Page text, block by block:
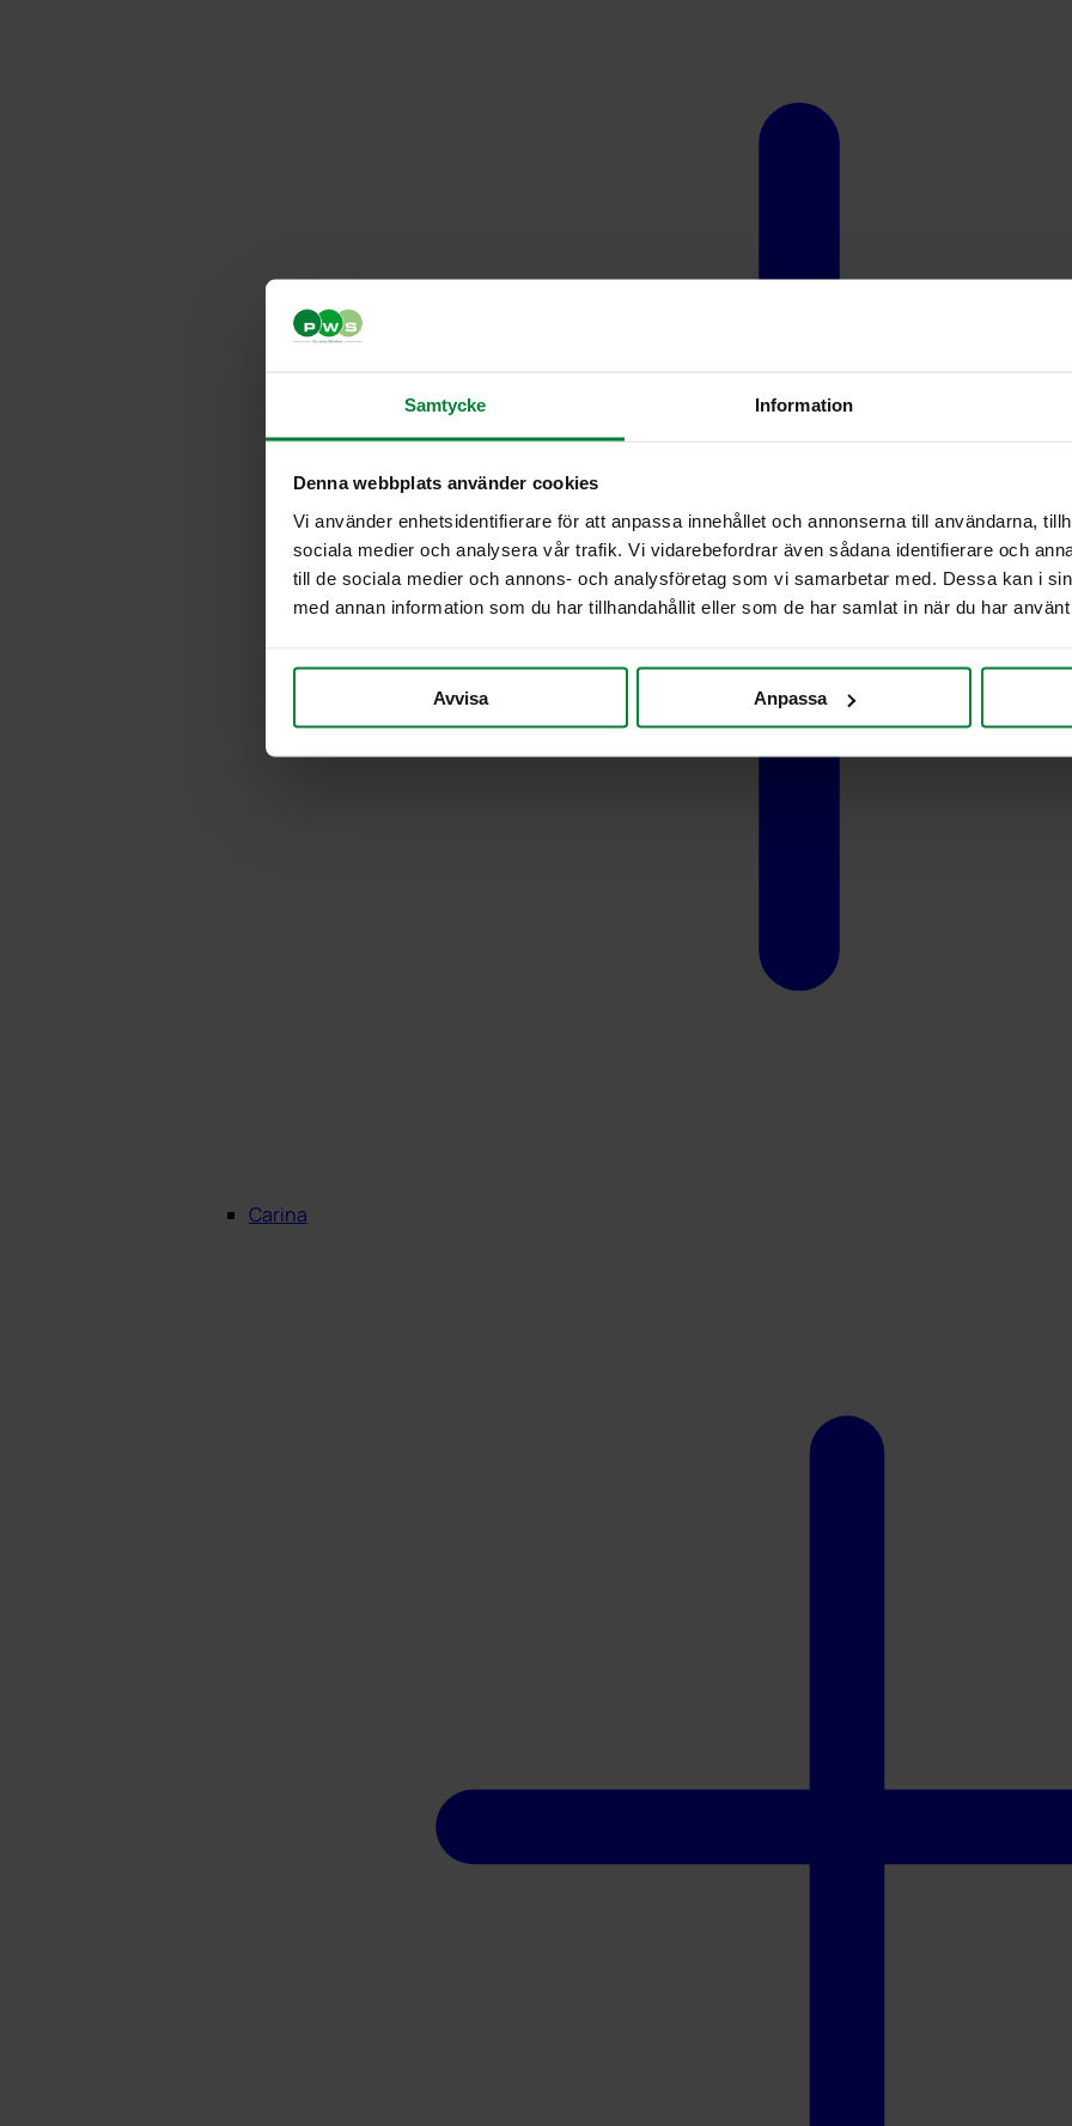
Samtycke Information
Denna webbplats använder cookies
Vi använder enhetsidentifierare för att anpassa innehållet och annonserna till användarna,
sociala medier och analysera vår trafik. Vi vidarebefordrar även sådana identifierare och
till de sociala medier och annons- och analysföretag som vi samarbetar med. Dessa kan i
med annan information som du har tillhandahållit eller som de har samlat in när du har
Avvisa Anpassa
Carina